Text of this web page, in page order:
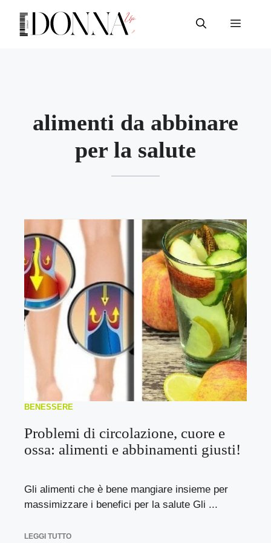
contenuto
Menu
alimenti da abbinare
per la salute
BENESSERE
Problemi di circolazione, cuore e
ossa: alimenti e abbinamenti giusti!
Gli alimenti che è bene mangiare insieme per
massimizzare i benefici per la salute Gli ...
LEGGI TUTTO